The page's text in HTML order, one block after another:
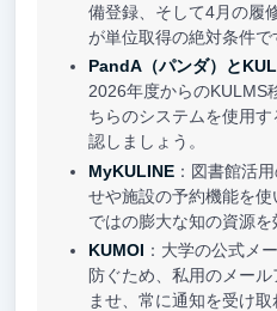
備登録、そして4月の履
が単位取得の絶対条件で
PandA（パンダ）と
2026年度からのKULMS
ちらのシステムを使用
認しましょう。
MyKULINE：図書館活
せや施設の予約機能を
ではの膨大な知の資源を
KUMOI ：大学の公式メ
防ぐため、私用のメー
ませ、常に通知を受け